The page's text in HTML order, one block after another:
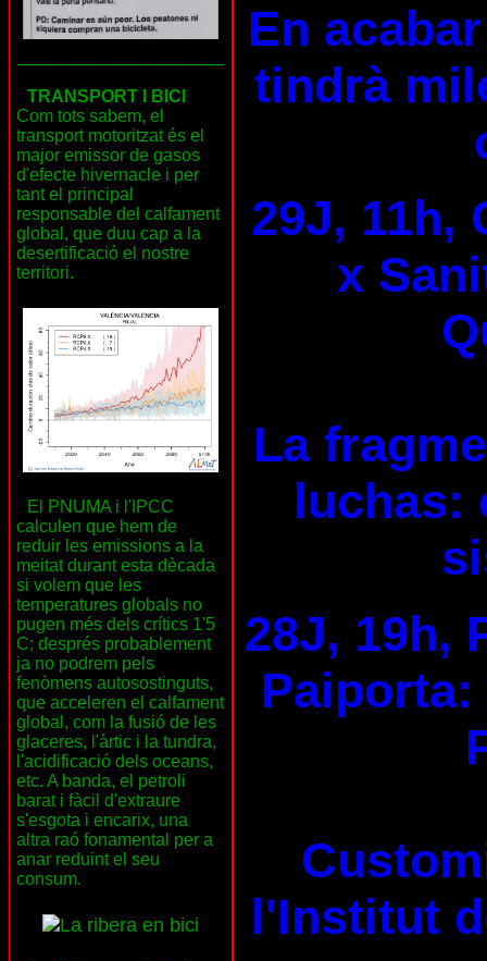
TRANSPORT I BICI
Com tots sabem, el
transport motoritzat és el
major emissor de gasos
d'efecte hivernacle i per
tant el principal
responsable del calfament
global, que duu cap a la
desertificació el nostre
territori.
El PNUMA i l'IPCC
calculen que hem de
reduir les emissions a la
meitat durant esta dècada
si volem que les
temperatures globals no
pugen més dels crítics 1'5
C; després probablement
ja no podrem pels
fenòmens autosostinguts,
que acceleren el calfament
global, com la fusió de les
glaceres, l'àrtic i la tundra,
l'acidificació dels oceans,
etc. A banda, el petroli
barat i fàcil d'extraure
s'esgota i encarix, una
altra raó fonamental per a
anar reduint el seu
consum.
En
tindrà
29J, 11h,
x
La
luchas:
28J, 19h,
Paiporta:
l'Institut